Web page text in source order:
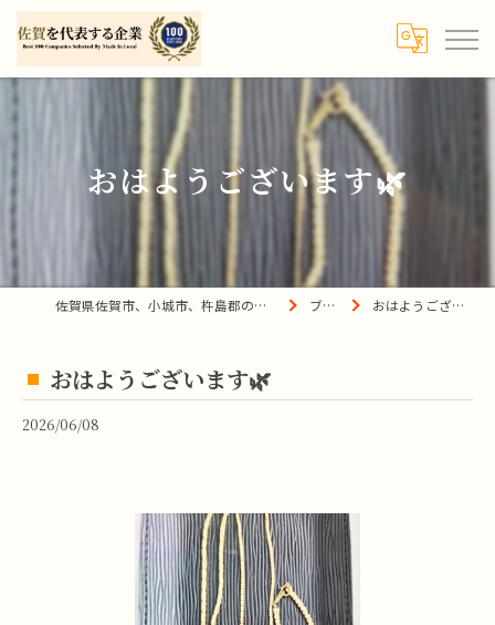
おはようございます🌿
佐賀県佐賀市、小城市、杵島郡の買取は宝の蔵へ ブログ おはようございます🌿
おはようございます🌿
2026/06/08